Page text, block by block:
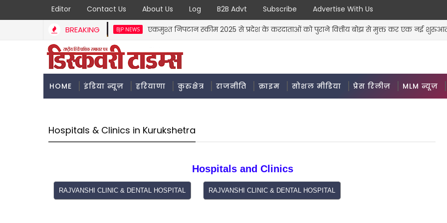
Editor Contact Us About Us Log B2B Advt Subscribe Advertise With Us
BREAKING BJP NEWS एकमुश्त निपटान स्कीम 2025 से प्रदेश के करदाताओं को पुराने वित्तीय बोझ से मुक्त कर एक नई शुरुआत
BJP NEWS
HOME इंडिया न्यूज़ हरियाणा कुरुक्षेत्र राजनीति क्राइम सोशल मीडिया प्रेस रिलीज़ MLM न्यूज़
Hospitals & Clinics in Kurukshetra
Hospitals and Clinics